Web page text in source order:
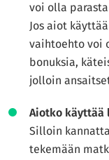
voi olla
Jos aiot
vaihtoehto voi
bonuksia,
jolloin
Aiotko käyttää
Silloin
tekemään